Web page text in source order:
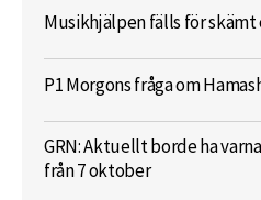
Musikhjälpen fälls för
P1 Morgons fråga om
GRN: Aktuellt borde ha
från 7 oktober